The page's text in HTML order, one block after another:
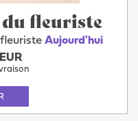
du fleuriste
Aujourd'hui